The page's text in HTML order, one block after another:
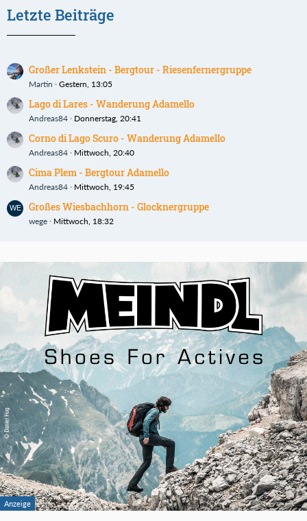
Letzte Beiträge
Großer Lenkstein - Bergtour - Riesenfernergruppe
Martin Gestern, 13:05
Lago di Lares - Wanderung Adamello
Andreas84 Donnerstag, 20:41
Corno di Lago Scuro - Wanderung Adamello
Andreas84 Mittwoch, 20:40
Cima Plem - Bergtour Adamello
Andreas84 Mittwoch, 19:45
Großes Wiesbachhorn - Glocknergruppe
wege Mittwoch, 18:32